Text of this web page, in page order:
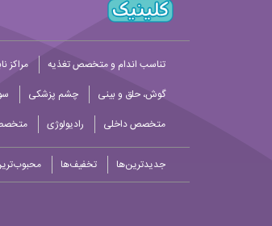
تناسب اندام و متخصص تغذیه مراکز
گوش، حلق و بینی
چشم پزشکی
متخصص داخلی
رادیولوژی
جدیدترین‌ها تخفیف‌ها